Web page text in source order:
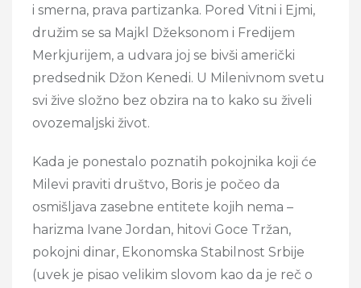
i smerna, prava partizanka. Pored Vitni i Ejmi,
družim se sa Majkl Džeksonom i Fredijem
Merkjurijem, a udvara joj se bivši američki
predsednik Džon Kenedi. U Milenivnom svetu
svi žive složno bez obzira na to kako su živeli
ovozemaljski život.
Kada je ponestalo poznatih pokojnika koji će
Milevi praviti društvo, Boris je počeo da
osmišljava zasebne entitete kojih nema –
harizma Ivane Jordan, hitovi Goce Tržan,
pokojni dinar, Ekonomska Stabilnost Srbije
(uvek je pisao velikim slovom kao da je reč o